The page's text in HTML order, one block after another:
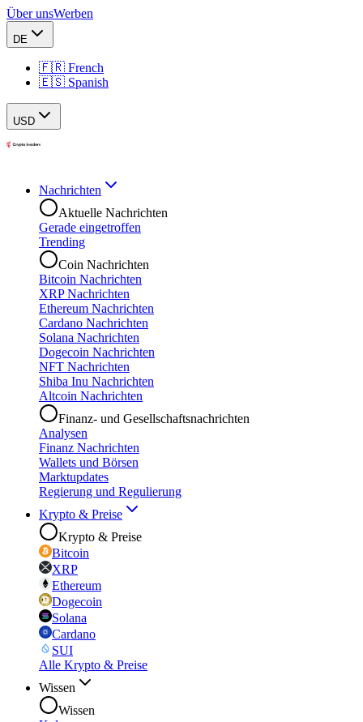
Über unsWerben
DE
🇫🇷 French
🇪🇸 Spanish
USD
Nachrichten
Aktuelle Nachrichten
Gerade eingetroffen
Trending
Coin Nachrichten
Bitcoin Nachrichten
XRP Nachrichten
Ethereum Nachrichten
Cardano Nachrichten
Solana Nachrichten
Dogecoin Nachrichten
NFT Nachrichten
Shiba Inu Nachrichten
Altcoin Nachrichten
Finanz- und Gesellschaftsnachrichten
Analysen
Finanz Nachrichten
Wallets und Börsen
Marktupdates
Regierung und Regulierung
Krypto & Preise
Krypto & Preise
Bitcoin
XRP
Ethereum
Dogecoin
Solana
Cardano
SUI
Alle Krypto & Preise
Wissen
Wissen